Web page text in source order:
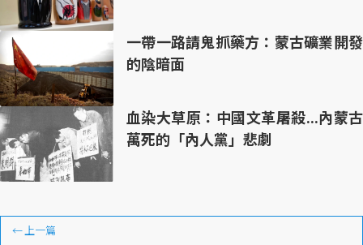
一帶一路請鬼抓藥方：蒙古礦業開發
的陰暗面
血染大草原：中國文革屠殺...內蒙古
萬死的「內人黨」悲劇
←上一篇